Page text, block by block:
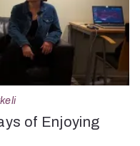
of Enjoying